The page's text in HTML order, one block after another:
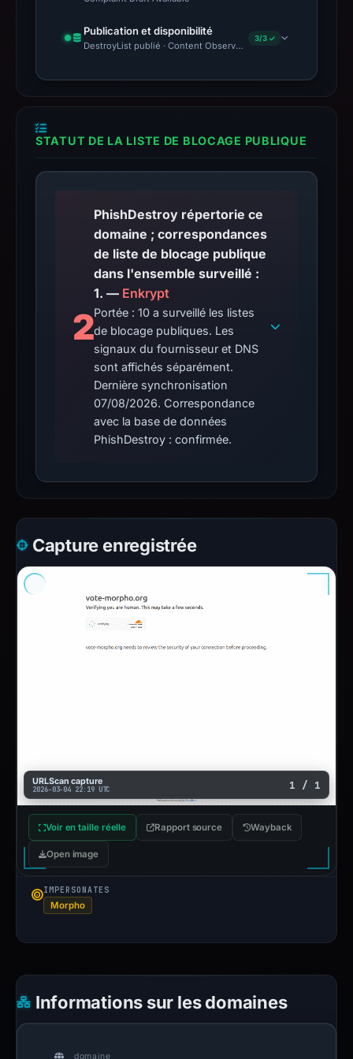
Publication et disponibilité
DestroyList publié · Content Observed Unavailable · Délai
3/3 ✓
STATUT DE LA LISTE DE BLOCAGE PUBLIQUE
2
PhishDestroy répertorie ce
domaine ; correspondances
de liste de blocage publique
dans l'ensemble surveillé :
1. — Enkrypt
Portée : 10 a surveillé les listes
de blocage publiques. Les
signaux du fournisseur et DNS
sont affichés séparément.
Dernière synchronisation
07/08/2026. Correspondance
avec la base de données
PhishDestroy : confirmée.
Capture enregistrée
URLScan capture
2026-03-04 22:19 UTC 1 / 1
Voir en taille réelle Rapport source Wayback
Open image
IMPERSONATES
Morpho
Informations sur les domaines
domaine